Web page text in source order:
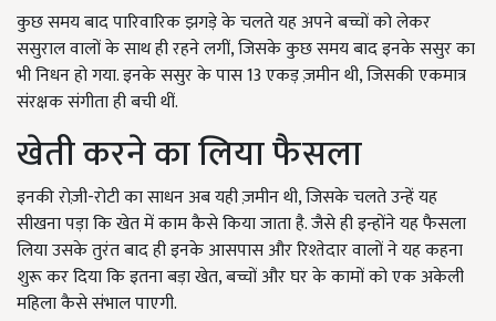
कुछ समय बाद पारिवारिक झगड़े के चलते यह अपने बच्चों को लेकर
ससुराल वालों के साथ ही रहने लगीं, जिसके कुछ समय बाद इनके ससुर का
भी निधन हो गया. इनके ससुर के पास 13 एकड़ ज़मीन थी, जिसकी एकमात्र
संरक्षक संगीता ही बची थीं.
खेती करने का लिया फैसला
इनकी रोज़ी-रोटी का साधन अब यही ज़मीन थी, जिसके चलते उन्हें यह
सीखना पड़ा कि खेत में काम कैसे किया जाता है. जैसे ही इन्होंने यह फैसला
लिया उसके तुरंत बाद ही इनके आसपास और रिश्तेदार वालों ने यह कहना
शुरू कर दिया कि इतना बड़ा खेत, बच्चों और घर के कामों को एक अकेली
महिला कैसे संभाल पाएगी.